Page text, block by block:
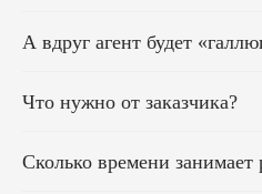
А вдруг агент будет
Что нужно от заказчика?
Сколько времени занимает